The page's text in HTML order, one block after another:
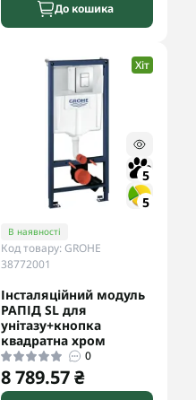
До кошика
Хіт
5
5
В наявності
Код товару: GROHE
38772001
Інсталяційний модуль
РАПІД SL для
унітазу+кнопка
квадратна хром
0
8 789.57 ₴